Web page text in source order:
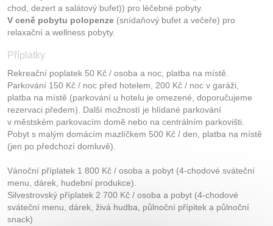
chod, dezert a salátový bufet)) pro léčebné pobyty.
V ceně pobytu polopenze (snídaňový bufet a večeře) pro
relaxační a wellness pobyty.
Příplatky
Rekreační poplatek 50 Kč / osoba a noc, platba na místě.
Parkování 150 Kč / noc před hotelem, 200 Kč / noc v garáži,
platba na místě (parkování u hotelu je omezené, doporučujeme
rezervaci předem). Další možností je hlídané parkování
v městském parkovacím domě nebo na centrálním parkovišti.
Pobyt s malým domácím mazlíčkem 500 Kč / den, platba na místě
(jen po předchozí domluvě).
Vánoční příplatek 1 800 Kč / osoba a pobyt (4-chodové sváteční
menu, dárek, hudební produkce).
Silvestrovský příplatek 2 700 Kč / osoba a pobyt (4-chodové
sváteční menu, dárek, živá hudba, půlnoční přípitek a půlnoční
snack)